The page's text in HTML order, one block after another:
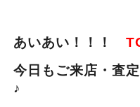
あいあい！！！
今日もご来店・査
♪